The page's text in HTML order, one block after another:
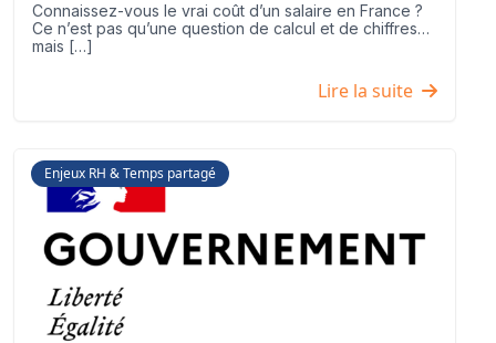
Connaissez-vous le vrai coût d’un salaire en France ?
Ce n’est pas qu’une question de calcul et de chiffres…
mais […]
Lire la suite
Enjeux RH & Temps partagé